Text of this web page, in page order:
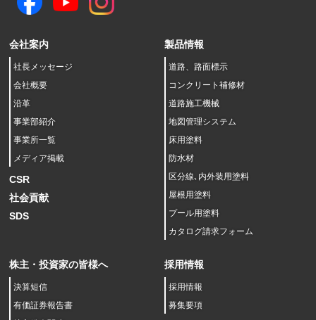
会社案内
社長メッセージ
会社概要
沿革
事業部紹介
事業所一覧
メディア掲載
CSR
社会貢献
SDS
製品情報
道路、路面標示
コンクリート補修材
道路施工機械
地図管理システム
床用塗料
防水材
区分線､内外装用塗料
屋根用塗料
プール用塗料
カタログ請求フォーム
株主・投資家の皆様へ
決算短信
有価証券報告書
採用情報
採用情報
募集要項